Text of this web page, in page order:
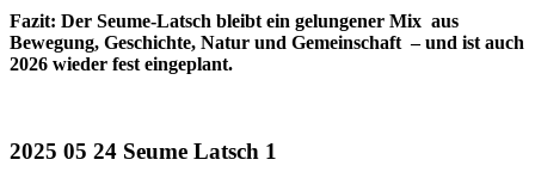
Fazit: Der Seume-Latsch bleibt ein gelungener Mix aus
Bewegung, Geschichte, Natur und Gemeinschaft – und ist auch
2026 wieder fest eingeplant.
2025 05 24 Seume Latsch 1